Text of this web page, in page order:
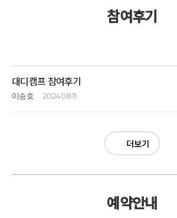
참여후기
대디캠프 참여후기
이승호 2024.08.11
첫째와 함께 하려 했지만, 첫째와 함께 운동
종종하고 있어서, 최근 바깥 활동을 열심히
늦은 시간에 집에 들어오는 둘째와 함께하는
친구들과 파자마 파티 하기로 했다고 안가
처음엔 ‘먼저 한 우리의 약속이 우선이잖아.
가기로 약속했는데, 이제와서 친구들과 다른
더보기
예약안내